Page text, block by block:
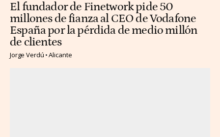
El fundador de Finetwork pide 50
millones de fianza al CEO de Vodafone
España por la pérdida de medio millón
de clientes
Jorge Verdú Alicante